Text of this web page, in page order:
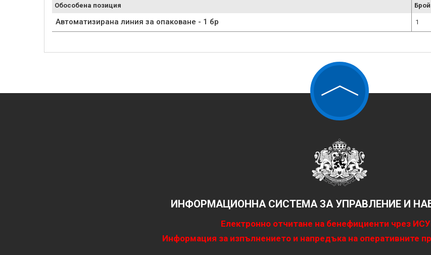
Обособена позиция
Автоматизирана линия за опаковане - 1 бр 1
ИНФОРМАЦИОННА СИСТЕМА ЗА УПРАВЛЕНИЕ И
Електронно отчитане на бенефициенти чрез
Информация за изпълнението и напредъка на оперативните